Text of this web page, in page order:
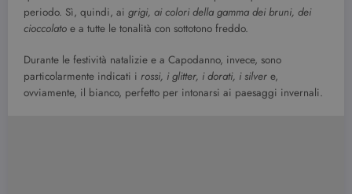
periodo. Sì, quindi, ai grigi, ai colori della gamma dei bruni, dei
cioccolato e a tutte le tonalità con sottotono freddo.
Durante le festività natalizie e a Capodanno, invece, sono
particolarmente indicati i rossi, i glitter, i dorati, i silver e,
ovviamente, il bianco, perfetto per intonarsi ai paesaggi invernali.